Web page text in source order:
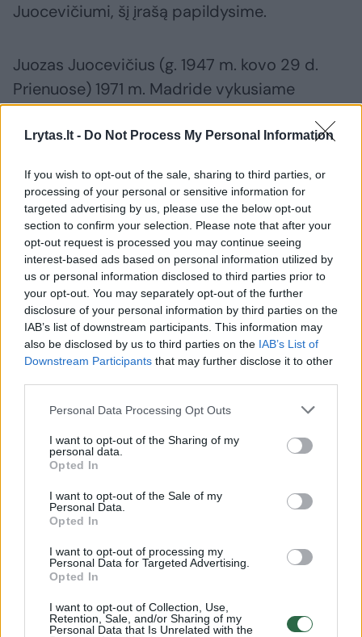
Lrytas.lt - Do Not Process My Personal Information
If you wish to opt-out of the sale, sharing to third parties, or
processing of your personal or sensitive information for
targeted advertising by us, please use the below opt-out
section to confirm your selection. Please note that after your
opt-out request is processed you may continue seeing
interest-based ads based on personal information utilized by
us or personal information disclosed to third parties prior to
your opt-out. You may separately opt-out of the further
disclosure of your personal information by third parties on the
IAB’s list of downstream participants. This information may
also be disclosed by us to third parties on the IAB’s List of
Downstream Participants that may further disclose it to other
Personal Data Processing Opt Outs
I want to opt-out of the Sharing of my
personal data.
Opted In
I want to opt-out of the Sale of my
Personal Data.
Opted In
I want to opt-out of processing my
Personal Data for Targeted Advertising.
Opted In
I want to opt-out of Collection, Use,
Retention, Sale, and/or Sharing of my
Personal Data that Is Unrelated with the
Juocevičiumi, šį įrašą papildysime.
Juozas Juocevičius (g. 1947 m. kovo 29 d.
Prienuose) 1971 m. Madride vykusiame
medalį svorio kategorijoje iki 75 kg. Jis buvo
prisidėjusių prie sporto vystymo šalyje tiek
kaip sportininkas, tiek kaip teisėjas ir treneris.
Susiję straipsniai
teisinius ginčus padės
žinomas sporto teisės